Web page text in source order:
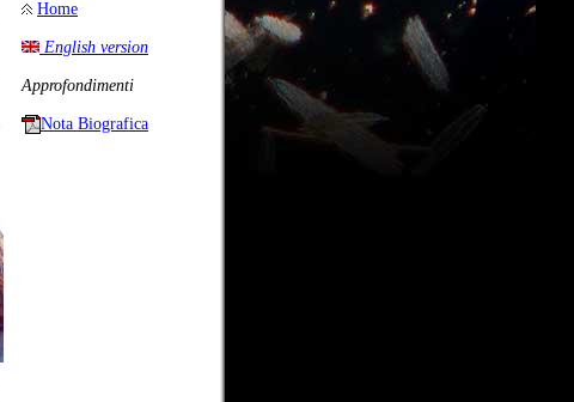
Home
English version
Approfondimenti
Nota Biografica